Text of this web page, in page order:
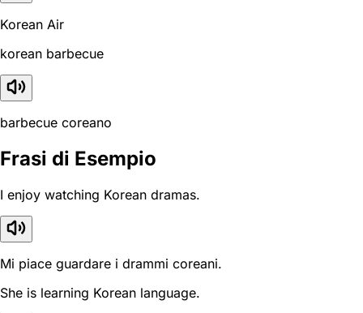
Korean Air
korean barbecue
barbecue coreano
Frasi di Esempio
I enjoy watching Korean dramas.
Mi piace guardare i drammi coreani.
She is learning Korean language.